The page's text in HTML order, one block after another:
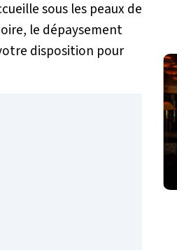
sous les peaux de
le dépaysement
disposition pour